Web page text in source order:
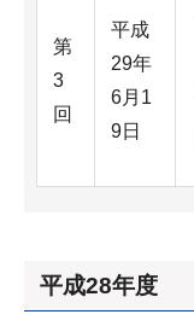
第
3
回
平成
29年
6月1
9日
平成28年度